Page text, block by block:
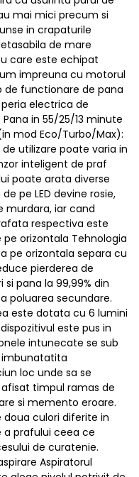
mai mici precum si
in crapaturile
de mare
care este echipat
impreuna cu motorul
functionare de pana
electrica de
in 55/25/13 minute
mod Eco/Turbo/Max):
utilizare poate varia in
inteligent de praf
poate arata diverse
pe LED devine rosie,
murdara, iar cand
respectiva este
orizontala Tehnologia
pe orizontala separa cu
pierderea de
pana la 99,99% din
poluarea secundare.
este dotata cu 6 lumini
este pus in
intunecate se sub
imbunatatita
loc unde sa se
afisat timpul ramas de
si memento eroare.
culori diferite in
prafului ceea ce
de curatenie.
Aspiratorul